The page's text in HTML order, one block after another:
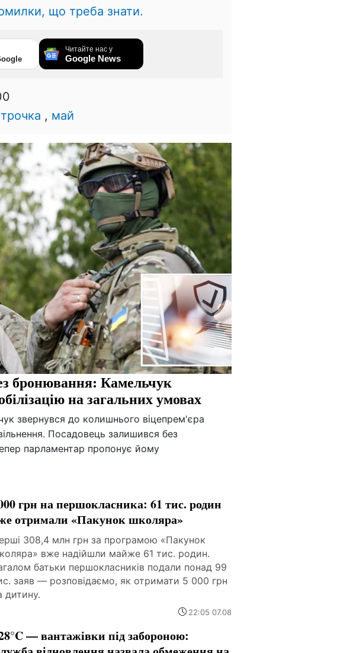
що треба знати.
Читайте нас у
Google News
, май
бронювання: Камельчук
на загальних умовах
звернувся до колишнього віцепрем'єра
Посадовець залишився без
парламентар пропонує йому
грн на першокласника: 61 тис. родин
отримали «Пакунок школяра»
308,4 млн грн за програмою «Пакунок
вже надійшли майже 61 тис. родин.
батьки першокласників подали понад 99
заяв — розповідаємо, як отримати 5 000 грн
дитину.
22:05 07.08
— вантажівки під забороною: